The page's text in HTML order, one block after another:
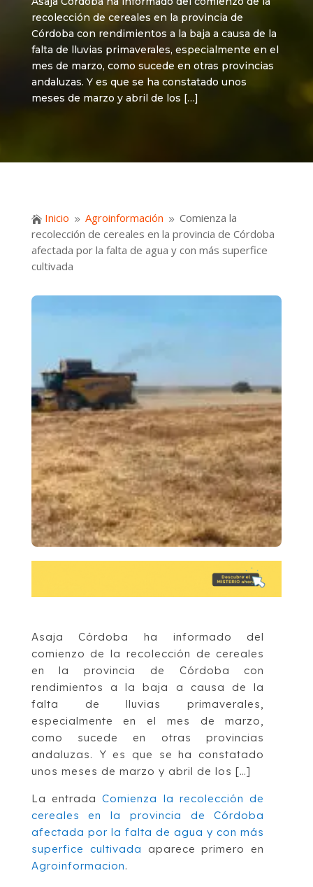
recolección de cereales en la provincia de
Córdoba con rendimientos a la baja a causa de la
falta de lluvias primaverales, especialmente en el
mes de marzo, como sucede en otras provincias
andaluzas. Y es que se ha constatado unos
meses de marzo y abril de los […]
 Inicio 9 Agroinformación 9 Comienza la
recolección de cereales en la provincia de Córdoba
afectada por la falta de agua y con más superfice
cultivada
Asaja Córdoba ha informado del
comienzo de la recolección de cereales
en la provincia de Córdoba con
rendimientos a la baja a causa de la
falta de lluvias primaverales,
especialmente en el mes de marzo,
como sucede en otras provincias
andaluzas. Y es que se ha constatado
unos meses de marzo y abril de los […]
La entradaComienza la recolección de
cereales en la provincia de Córdoba
afectada por la falta de agua y con más
superfice cultivada aparece primero en
Agroinformacion.